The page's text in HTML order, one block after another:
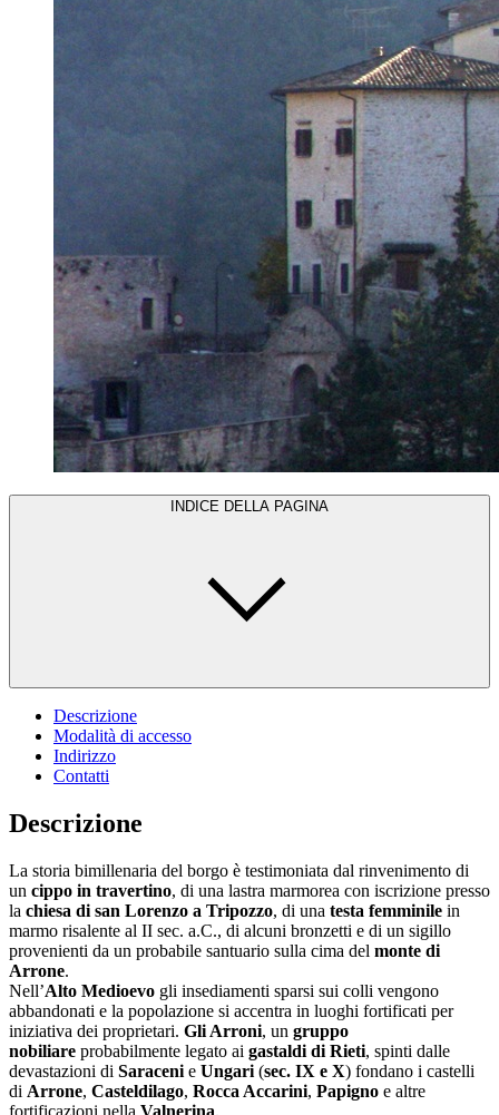
INDICE DELLA PAGINA
Descrizione
Modalità di accesso
Indirizzo
Contatti
Descrizione
La storia bimillenaria del borgo è testimoniata dal rinvenimento di
un cippo in travertino, di una lastra marmorea con iscrizione presso
la chiesa di san Lorenzo a Tripozzo, di una testa femminile in
marmo risalente al II sec. a.C., di alcuni bronzetti e di un sigillo
provenienti da un probabile santuario sulla cima del monte di
Arrone.
Nell’Alto Medioevo gli insediamenti sparsi sui colli vengono
abbandonati e la popolazione si accentra in luoghi fortificati per
iniziativa dei proprietari. Gli Arroni, un gruppo
nobiliare probabilmente legato ai gastaldi di Rieti, spinti dalle
devastazioni di Saraceni e Ungari (sec. IX e X) fondano i castelli
di Arrone, Casteldilago, Rocca Accarini, Papigno e altre
fortificazioni nella Valnerina.